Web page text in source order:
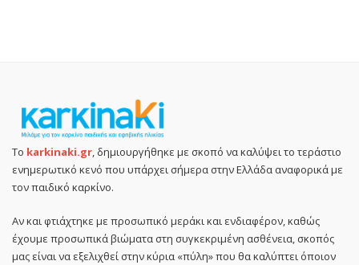
Το karkinaki.gr , δημιουργήθηκε με σκοπό να καλύψει το τεράστιο
ενημερωτικό κενό που υπάρχει σήμερα στην Ελλάδα αναφορικά με
τον παιδικό καρκίνο.
Αν και φτιάχτηκε με προσωπικό μεράκι και ενδιαφέρον, καθώς
έχουμε προσωπικά βιώματα στη συγκεκριμένη ασθένεια, σκοπός
μας είναι να εξελιχθεί στην κύρια «πύλη» που θα καλύπτει όποιον